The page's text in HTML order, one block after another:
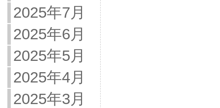
2025年7月
2025年6月
2025年5月
2025年4月
2025年3月